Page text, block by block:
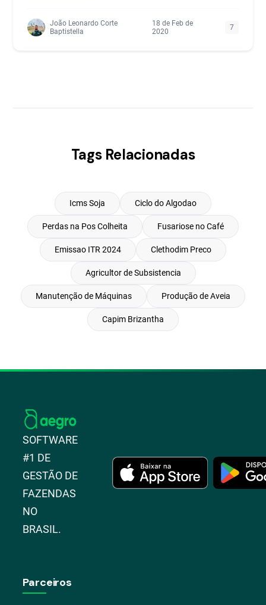
João Leonardo Corte
Baptistella
18 de Feb de
2020
7
Tags Relacionadas
Icms Soja Ciclo do Algodao
Perdas na Pos Colheita Fusariose no Café
Emissao ITR 2024 Clethodim Preco
Agricultor de Subsistencia
Manutenção de Máquinas Produção de Aveia
Capim Brizantha
SOFTWARE
#1 DE
GESTÃO DE
FAZENDAS
NO
BRASIL.
Parceiros